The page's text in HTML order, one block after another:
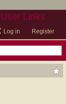
User Links
Log in Register